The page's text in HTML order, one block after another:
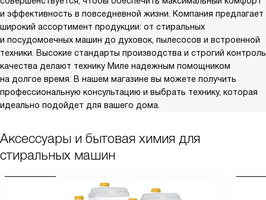
и эффективность в повседневной жизни. Компания предлагает
широкий ассортимент продукции: от стиральных
и посудомоечных машин до духовок, пылесосов и встроенной
техники. Высокие стандарты производства и строгий контроль
качества делают технику Миле надежным помощником
на долгое время. В нашем магазине вы можете получить
профессиональную консультацию и выбрать технику, которая
идеально подойдет для вашего дома.
Аксессуары и бытовая химия для
стиральных машин